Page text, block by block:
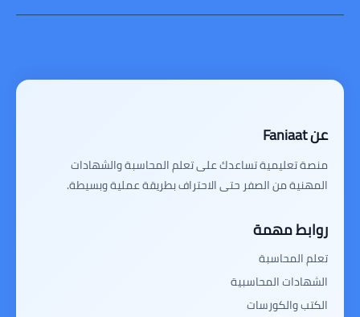
عن Faniaat
منصة تعليمية تساعدك على تعلم المحاسبة والشهادات
المهنية من الصفر حتى الاحتراف بطريقة عملية وبسيطة.
روابط مهمة
تعلم المحاسبة
الشهادات المحاسبية
الكتب والكورسات